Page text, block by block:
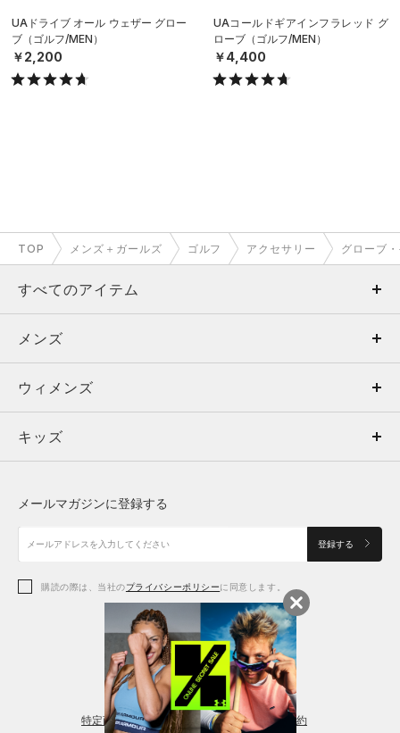
UAドライブ オール ウェザー グロー
ブ（ゴルフ/MEN）
￥2,200
UAコールドギアインフラレッド グ
ローブ（ゴルフ/MEN）
￥4,400
TOP メンズ＋ガールズ ゴルフ アクセサリー グローブ
すべてのアイテム
メンズ
ウィメンズ
キッズ
アクセサリー
メンズ
トップス
ボトムス
アクセサリー
ウィメンズ
トップス
シューズ
アクセサリー
レギンス＆タイツ
キッズ
シューズ
メールマガジンに登録する
登録する
購読の際は、当社のプライバシーポリシーに同意します。
特定商取引法に基づく通販の表記 会員規約